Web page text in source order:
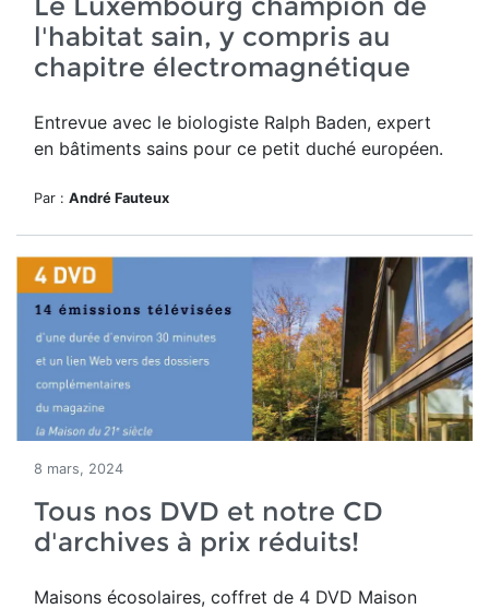
l'habitat sain, y compris au
chapitre électromagnétique
Entrevue avec le biologiste Ralph Baden, expert
en bâtiments sains pour ce petit duché européen.
Par : André Fauteux
8 mars, 2024
Tous nos DVD et notre CD
d'archives à prix réduits!
Maisons écosolaires, coffret de 4 DVD Maison